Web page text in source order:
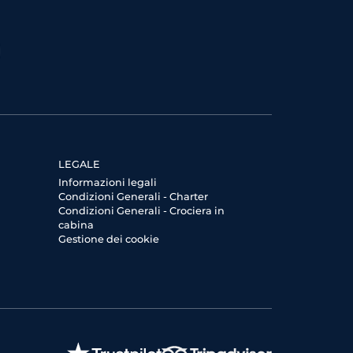
LEGALE
Informazioni legali
Condizioni Generali - Charter
Condizioni Generali - Crociera in
cabina
Gestione dei cookie